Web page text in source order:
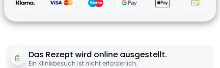
Das Rezept wird online ausgestellt.
Ein Klinikbesuch ist nicht erforderlich.